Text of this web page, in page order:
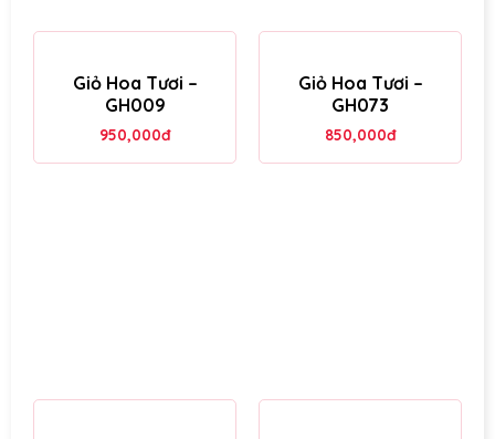
Giỏ Hoa Tươi –
GH009
950,000đ
Giỏ Hoa Tươi –
GH073
850,000đ